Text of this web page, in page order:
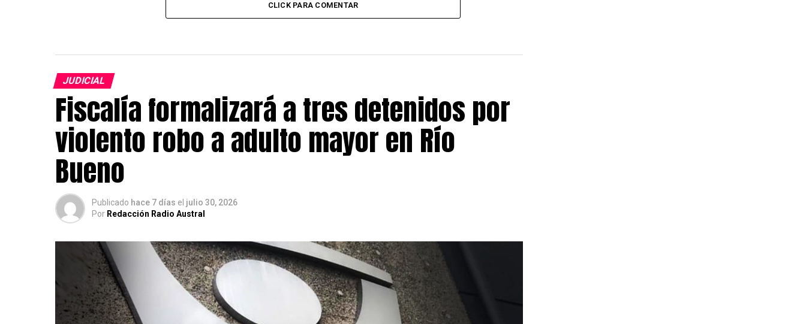
CLICK PARA COMENTAR
JUDICIAL
Fiscalía formalizará a tres detenidos por
violento robo a adulto mayor en Río
Bueno
Publicado hace 7 días el julio 30, 2026
Por Redacción Radio Austral